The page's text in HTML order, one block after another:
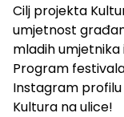
Cilj projekta
umjetnost
mladih umjetnika
Program
Instagram profilu
Kultura na ulice!